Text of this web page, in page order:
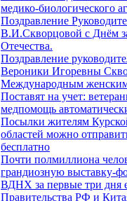
медико-биологического
Поздравление
В.И.Скворцовой с Днём
Отечества.
Поздравление
Вероники Игоревны
Международным
Поставят на учет:
медпомощь
Посылки жителям
областей можно
бесплатно
Почти полмиллиона
грандиозную выставку-
ВДНХ за первые три дня
Правительства РФ и